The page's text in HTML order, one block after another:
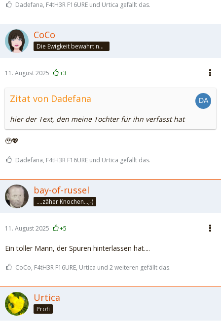
Dadefana, F4tH3R F16URE und Urtica gefällt das.
CoCo
Die Ewigkeit bewahrt nur die Liebe, weil sie von gleicher Natur ist. ~Khalil Gibran~
11. August 2025 +3
Zitat von Dadefana
hier der Text, den meine Tochter für ihn verfasst hat
🥹💖
Dadefana, F4tH3R F16URE und Urtica gefällt das.
bay-of-russel
....zäher Knochen...;-)
11. August 2025 +5
Ein toller Mann, der Spuren hinterlassen hat....
CoCo, F4tH3R F16URE, Urtica und 2 weiteren gefällt das.
Urtica
Profi